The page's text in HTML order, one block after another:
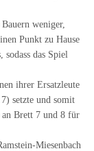
weniger,
Punkt zu Hause
das Spiel
ihrer Ersatzleute
setzte und somit
an Brett 7 und 8 für
Miesenbach